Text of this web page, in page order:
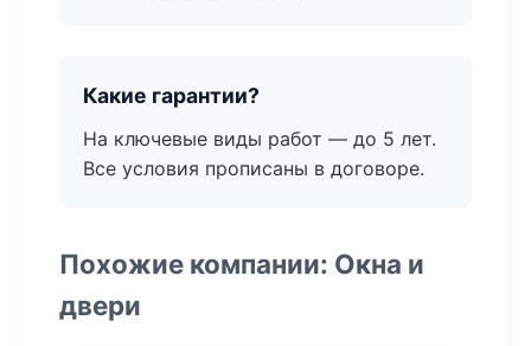
Какие гарантии?
На ключевые виды работ — до 5 лет.
Все условия прописаны в договоре.
Похожие компании: Окна и
двери